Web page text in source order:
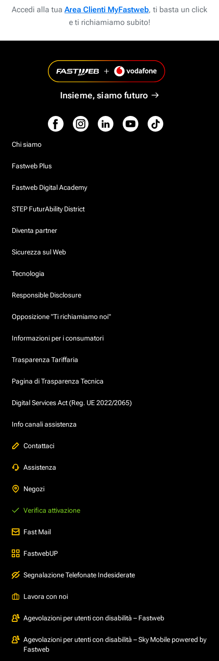
Accedi alla tua Area Clienti MyFastweb, ti basta un click
e ti richiamiamo subito!
Insieme, siamo futuro
Chi siamo
Fastweb Plus
Fastweb Digital Academy
STEP FuturAbility District
Diventa partner
Sicurezza sul Web
Tecnologia
Responsible Disclosure
Opposizione "Ti richiamiamo noi"
Informazioni per i consumatori
Trasparenza Tariffaria
Pagina di Trasparenza Tecnica
Digital Services Act (Reg. UE 2022/2065)
Info canali assistenza
Contattaci
Assistenza
Negozi
Verifica attivazione
Fast Mail
FastwebUP
Segnalazione Telefonate Indesiderate
Lavora con noi
Agevolazioni per utenti con disabilità – Fastweb
Agevolazioni per utenti con disabilità – Sky Mobile powered by
Fastweb